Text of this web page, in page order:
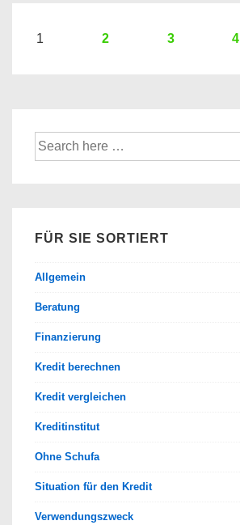
Summe
Euro
Seitennummerierung
1 2 3 4
Suche
nach:
FÜR SIE SORTIERT
Allgemein
Beratung
Finanzierung
Kredit berechnen
Kredit vergleichen
Kreditinstitut
Ohne Schufa
Situation für den Kredit
Verwendungszweck